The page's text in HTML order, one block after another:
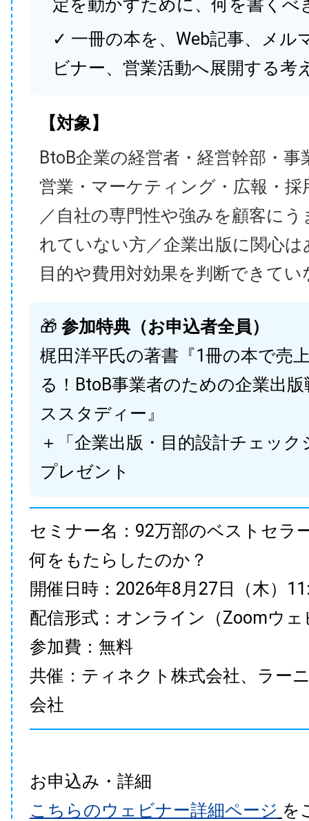
定を動かすために、何を書くべ
✓ 一冊の本を、Web記事、メル
ビナー、営業活動へ展開する考
【対象】
BtoB企業の経営者・経営幹部・事
営業・マーケティング・広報・採
／自社の専門性や強みを顧客に
れていない方／企業出版に関心
目的や費用対効果を判断できてい
🎁 参加特典（お申込者全員）
梶田洋平氏の著書『1冊の本で売
る！BtoB事業者のための企業出
ススタディー』
＋「企業出版・目的設計チェック
プレゼント
セミナー名：92万部のベストセラ
何をもたらしたのか？
開催日時：2026年8月27日（木）
配信形式：オンライン（Zoomウェ
参加費：無料
共催：ティネクト株式会社、ラー
会社
お申込み・詳細
こちらのウェビナー詳細ページ を